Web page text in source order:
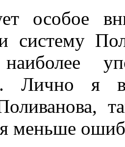
особое
систему
Лично я
меньше